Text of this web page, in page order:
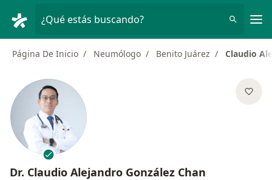
¿Qué estás buscando?
Página De Inicio Neumólogo Benito Juárez Claudio
Dr. Claudio Alejandro González Chan